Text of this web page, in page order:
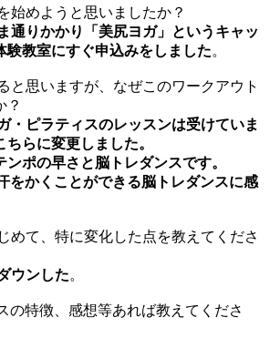
始めようと思いましたか？
通りかかり「美尻ヨガ」というキャッ
験教室にすぐ申込みをしました。
と思いますが、なぜこのワークアウト
？
・ピラティスのレッスンは受けていま
らに変更しました。
ポの早さと脳トレダンスです。
をかくことができる脳トレダンスに感
めて、特に変化した点を教えてくださ
ウンした。
の特徴、感想等あれば教えてくださ